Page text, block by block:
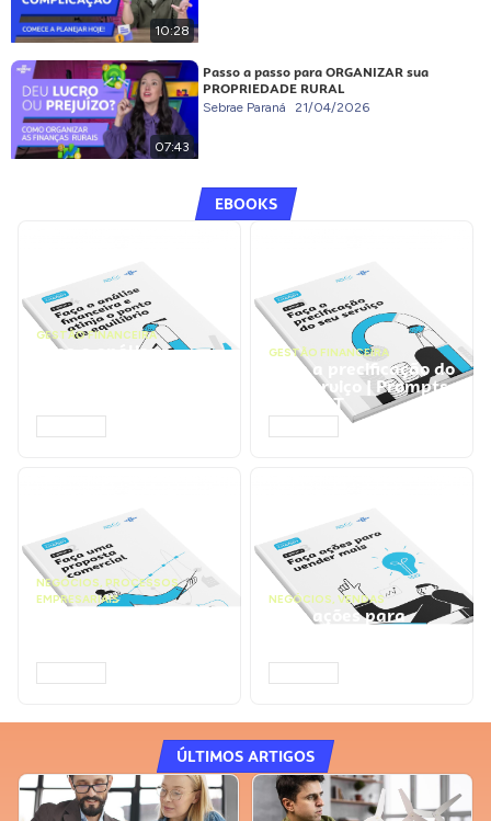
10:28
07:43
Passo a passo para ORGANIZAR sua
PROPRIEDADE RURAL
Sebrae Paraná 21/04/2026
EBOOKS
GESTÃO FINANCEIRA
Faça a análise GESTÃO FINANCEIRA
Faça a precificação do
seu serviço | Prompts
ChatGPT
NEGÓCIOS, PROCESSOS
EMPRESARIAIS
NEGÓCIOS, VENDAS
Faça ações para
ÚLTIMOS ARTIGOS